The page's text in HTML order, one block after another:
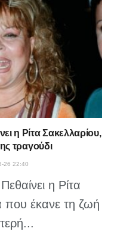
η Ρίτα Σακελλαρίου,
τραγούδι
26 22:40
η Ρίτα
που έκανε τη ζωή